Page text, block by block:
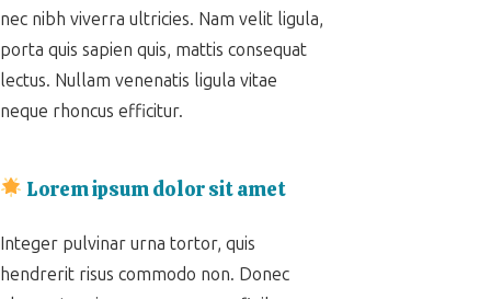
nec nibh viverra ultricies. Nam velit ligula,
porta quis sapien quis, mattis consequat
lectus. Nullam venenatis ligula vitae
neque rhoncus efficitur.
Lorem ipsum dolor sit amet
Integer pulvinar urna tortor, quis
hendrerit risus commodo non. Donec